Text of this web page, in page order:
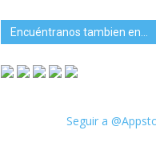
Encuéntranos tambien en…
Seguir a